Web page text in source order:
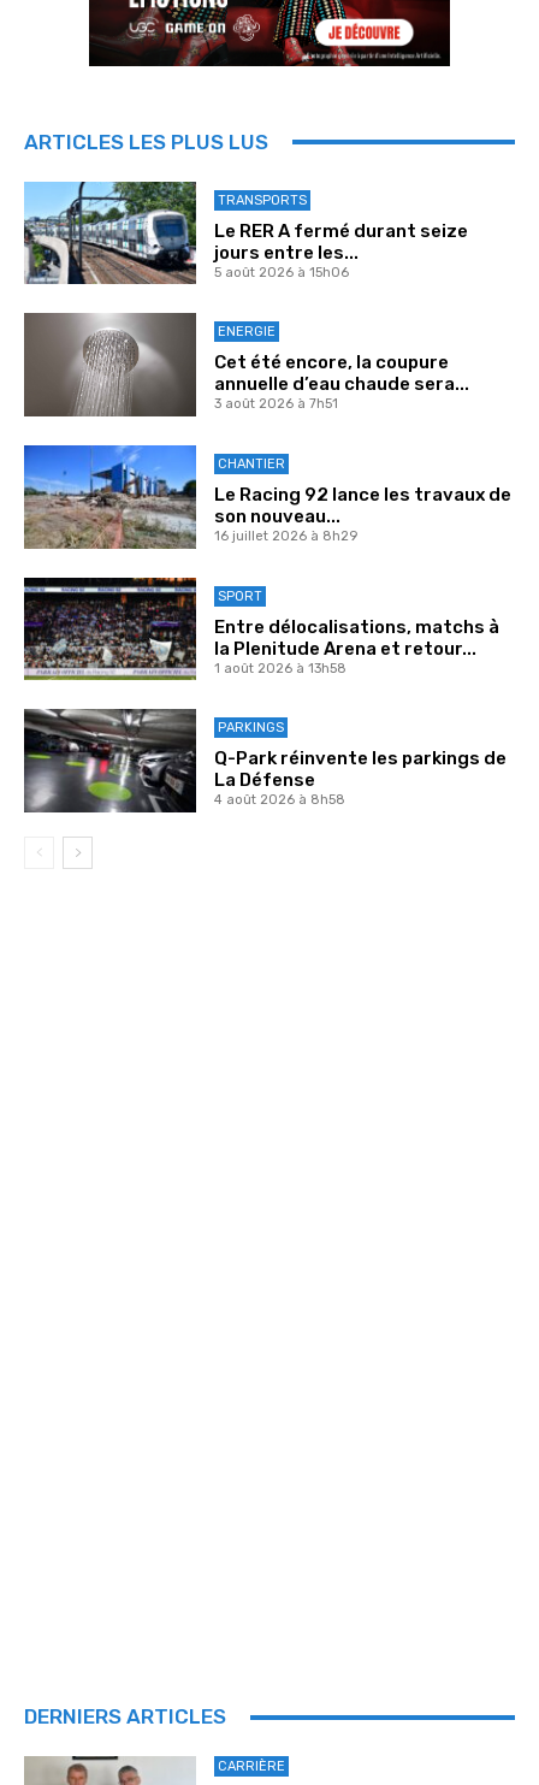
ARTICLES LES PLUS LUS
TRANSPORTS
Le RER A fermé durant seize
jours entre les...
5 août 2026 à 15h06
ENERGIE
Cet été encore, la coupure
annuelle d’eau chaude sera...
3 août 2026 à 7h51
CHANTIER
Le Racing 92 lance les travaux de
son nouveau...
16 juillet 2026 à 8h29
SPORT
Entre délocalisations, matchs à
la Plenitude Arena et retour...
1 août 2026 à 13h58
PARKINGS
Q-Park réinvente les parkings de
La Défense
4 août 2026 à 8h58
DERNIERS ARTICLES
CARRIÈRE